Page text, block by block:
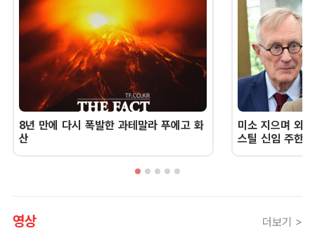
8년 만에 다시 폭발한 과테말라 푸에고 화
산
미소 지으며 외
스틸 신임 주한
영상 더보기 >